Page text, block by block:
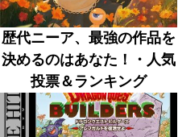
歴代ニーア、最強の作品を
決めるのはあなた！・人気
投票＆ランキング